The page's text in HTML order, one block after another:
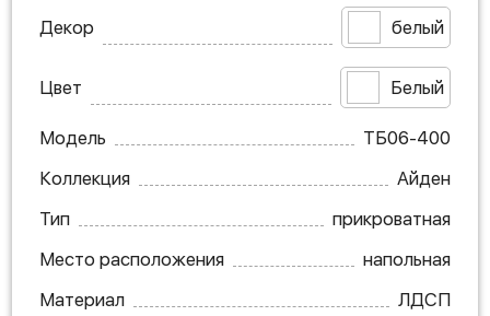
Декор белый
Цвет Белый
Модель
ТБ06-400
Коллекция
Айден
Тип
прикроватная
Место расположения
напольная
Материал
ЛДСП